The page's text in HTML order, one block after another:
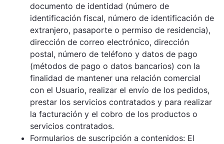
documento de identidad (número de
identificación fiscal, número de identificación de
extranjero, pasaporte o permiso de residencia),
dirección de correo electrónico, dirección
postal, número de teléfono y datos de pago
(métodos de pago o datos bancarios) con la
finalidad de mantener una relación comercial
con el Usuario, realizar el envío de los pedidos,
prestar los servicios contratados y para realizar
la facturación y el cobro de los productos o
servicios contratados.
Formularios de suscripción a contenidos: El